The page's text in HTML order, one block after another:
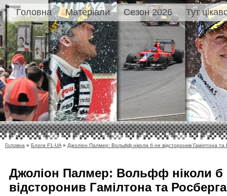
Головна Матеріали Сезон 2026 Тут
Головна » Блоги F1-UA » Джоліон Палмер: Вольфф ніколи б не відсторонив Гамілтона та
Джоліон Палмер: Вольфф ніколи б
відсторонив Гамілтона та Росберга